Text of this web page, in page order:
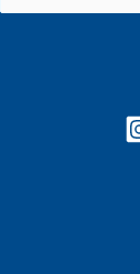
por: